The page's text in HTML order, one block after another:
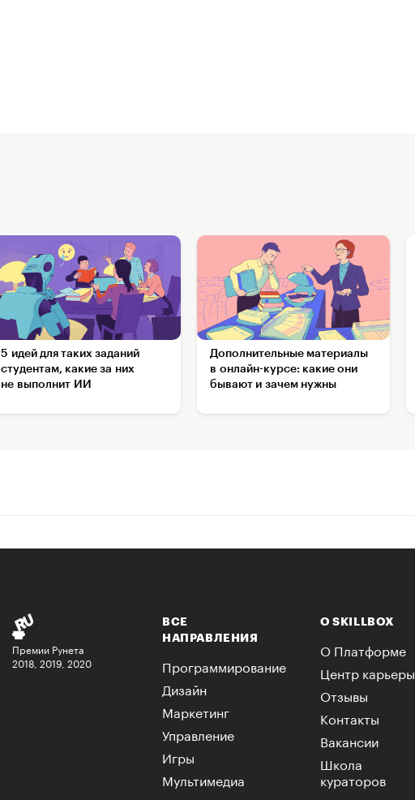
5 идей для таких заданий
студентам, какие за них
не выполнит ИИ
Дополнительные материалы
в онлайн-курсе: какие они
бывают и зачем нужны
Премии Рунета
2018, 2019, 2020
ВСЕ
НАПРАВЛЕНИЯ
Программирование
Дизайн
Маркетинг
Управление
Игры
Мультимедиа
О SKILLBOX
О Платформе
Центр карьеры
Отзывы
Контакты
Вакансии
Школа
кураторов